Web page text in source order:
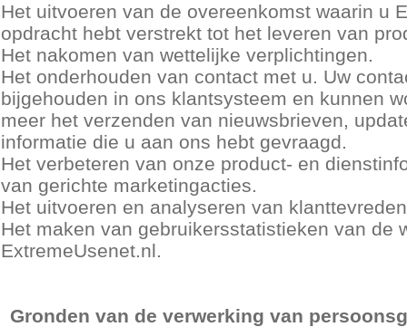
Het uitvoeren van de overeenkomst waarin u
opdracht hebt verstrekt tot het leveren van
Het nakomen van wettelijke verplichtingen.
Het onderhouden van contact met u. Uw
bijgehouden in ons klantsysteem en kunnen
meer het verzenden van nieuwsbrieven,
informatie die u aan ons hebt gevraagd.
Het verbeteren van onze product- en
van gerichte marketingacties.
Het uitvoeren en analyseren van
Het maken van gebruikersstatistieken van de
ExtremeUsenet.nl.
Gronden van de verwerking van